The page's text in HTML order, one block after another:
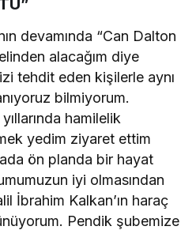
devamında “Can Dalton
alacağım diye
tehdit eden kişilerle aynı
bilmiyorum.
hamilelik
yedim ziyaret ettim
ön planda bir hayat
iyi olmasından
İbrahim Kalkan’ın haraç
Pendik şubemize